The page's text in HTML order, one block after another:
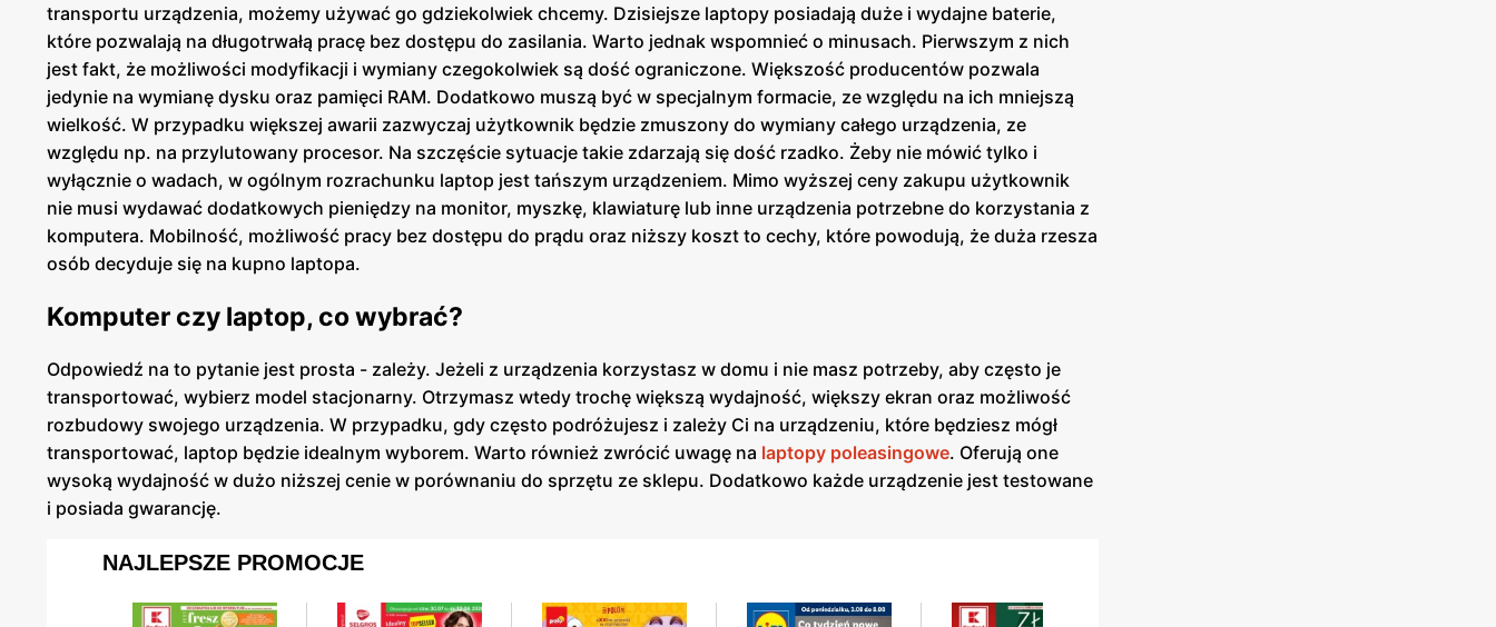
transportu urządzenia, możemy używać go gdziekolwiek chcemy. Dzisiejsze laptopy posiadają duże i wydajne baterie,
które pozwalają na długotrwałą pracę bez dostępu do zasilania. Warto jednak wspomnieć o minusach. Pierwszym z nich
jest fakt, że możliwości modyfikacji i wymiany czegokolwiek są dość ograniczone. Większość producentów pozwala
jedynie na wymianę dysku oraz pamięci RAM. Dodatkowo muszą być w specjalnym formacie, ze względu na ich mniejszą
wielkość. W przypadku większej awarii zazwyczaj użytkownik będzie zmuszony do wymiany całego urządzenia, ze
względu np. na przylutowany procesor. Na szczęście sytuacje takie zdarzają się dość rzadko. Żeby nie mówić tylko i
wyłącznie o wadach, w ogólnym rozrachunku laptop jest tańszym urządzeniem. Mimo wyższej ceny zakupu użytkownik
nie musi wydawać dodatkowych pieniędzy na monitor, myszkę, klawiaturę lub inne urządzenia potrzebne do korzystania z
komputera. Mobilność, możliwość pracy bez dostępu do prądu oraz niższy koszt to cechy, które powodują, że duża rzesza
osób decyduje się na kupno laptopa.
Komputer czy laptop, co wybrać?
Odpowiedź na to pytanie jest prosta - zależy. Jeżeli z urządzenia korzystasz w domu i nie masz potrzeby, aby często je
transportować, wybierz model stacjonarny. Otrzymasz wtedy trochę większą wydajność, większy ekran oraz możliwość
rozbudowy swojego urządzenia. W przypadku, gdy często podróżujesz i zależy Ci na urządzeniu, które będziesz mógł
transportować, laptop będzie idealnym wyborem. Warto również zwrócić uwagę na laptopy poleasingowe. Oferują one
wysoką wydajność w dużo niższej cenie w porównaniu do sprzętu ze sklepu. Dodatkowo każde urządzenie jest testowane
i posiada gwarancję.